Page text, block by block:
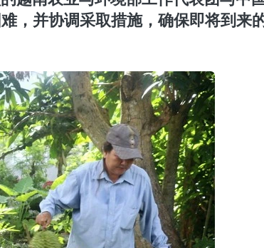
，并协调采取措施，确保即将到来